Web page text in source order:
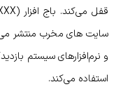
سایت‌ های مخرب منتشر
و نرم‌افزارهای سیستم
استفاده می‌کند.